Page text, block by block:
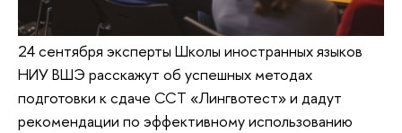
24 сентября эксперты Школы иностранных языков
НИУ ВШЭ расскажут об успешных методах
подготовки к сдаче ССТ «Лингвотест» и дадут
рекомендации по эффективному использованию